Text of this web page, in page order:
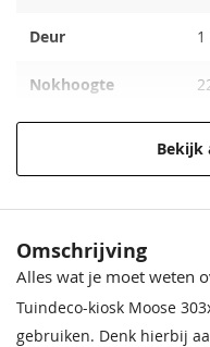
68,50
68,50
bruin, 2,5L
Impregneervloeistof
zwart, 2,5L
37,95
Deur
Nokhoogte
Kleur
Daktype
Bekijk
Omschrijving
Alles wat je moet weten
Tuindeco-kiosk Moose
gebruiken. Denk hierbij